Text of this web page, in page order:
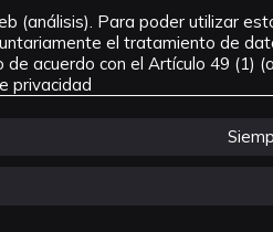
(análisis). Para poder utilizar
el tratamiento de
acuerdo con el Artículo 49 (1)
privacidad